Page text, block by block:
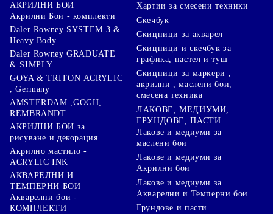
АКРИЛНИ БОИ
Акрилни Бои - комплекти
Daler Rowney SYSTEM 3 &
Heavy Body
Daler Rowney GRADUATE
& SIMPLY
GOYA & TRITON АCRYLIC
, Germany
AMSTERDAM ,GOGH,
REMBRANDT
АКРИЛНИ БОИ за
рисуване и декорация
Акрилно мастило -
ACRYLIC INK
АКВАРЕЛНИ И
ТЕМПЕРНИ БОИ
Акварелни бои -
КОМПЛЕКТИ
Хартии за смесени техники
Скечбук
Скицници за акварел
Скицници и скечбук за
графика, пастел и туш
Скицници за маркери ,
акрилни , маслени бои,
смесена техника
ЛАКОВЕ, МЕДИУМИ,
ГРУНДОВЕ, ПАСТИ
Лакове и медиуми за
маслени бои
Лакове и медиуми за
Акрилни бои
Лакове и медиуми за
Акварелни и Темперни бои
Грундове и пасти